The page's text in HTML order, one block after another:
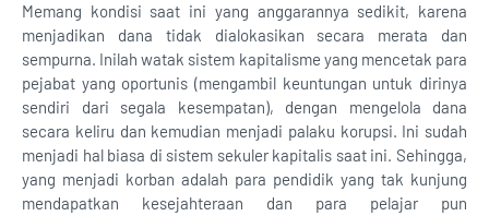
Memang kondisi saat ini yang anggarannya sedikit, karena
menjadikan dana tidak dialokasikan secara merata dan
sempurna. Inilah watak sistem kapitalisme yang mencetak para
pejabat yang oportunis (mengambil keuntungan untuk dirinya
sendiri dari segala kesempatan), dengan mengelola dana
secara keliru dan kemudian menjadi palaku korupsi. Ini sudah
menjadi hal biasa di sistem sekuler kapitalis saat ini. Sehingga,
yang menjadi korban adalah para pendidik yang tak kunjung
mendapatkan kesejahteraan dan para pelajar pun